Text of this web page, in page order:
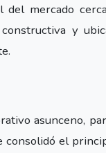
del mercado
y
asunceno,
consolidó el